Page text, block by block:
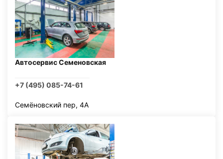
Автосервис Семеновская
+7 (495) 085-74-61
Семёновский пер, 4А